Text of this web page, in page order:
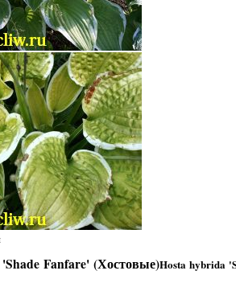
Fanfare' (Хостовые)Hosta hybrida